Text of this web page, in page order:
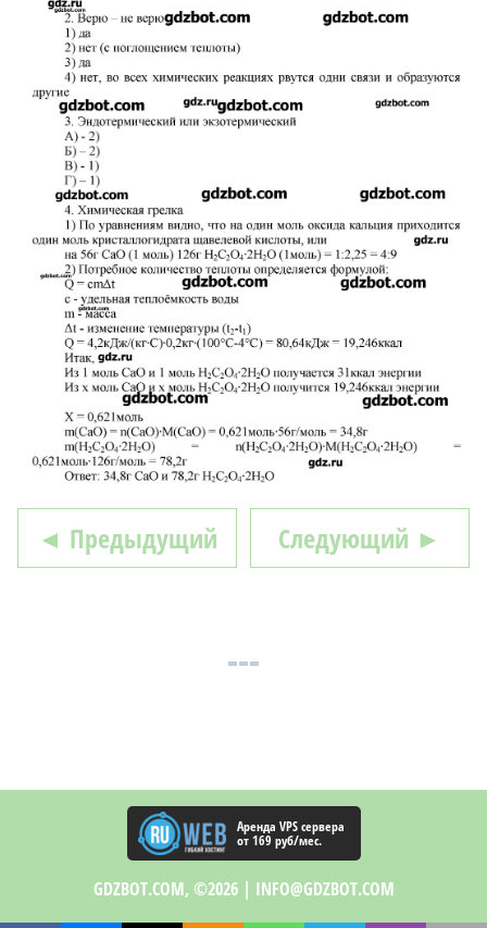
◄ Предыдущий Следующий ►
Аренда VPS сервера
от 169 руб/мес.
GDZBOT.COM, ©2026 | INFO@GDZBOT.COM